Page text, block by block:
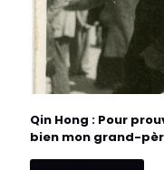
Qin Hong : Pour
bien mon grand-